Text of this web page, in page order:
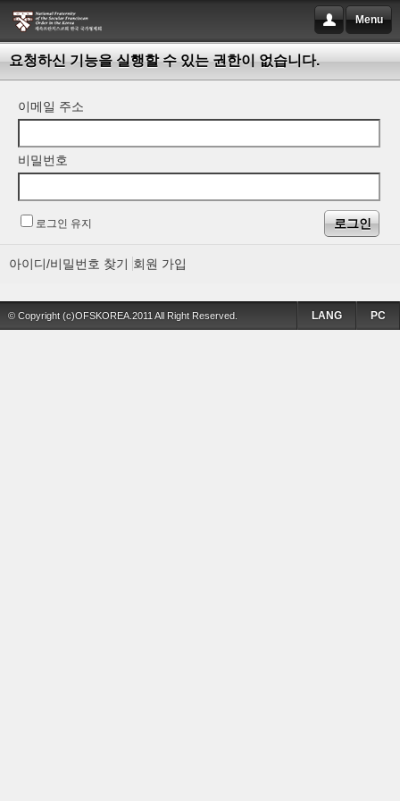
Menu
요청하신 기능을 실행할 수 있는 권한이 없습니다.
이메일 주소
비밀번호
로그인 유지
아이디/비밀번호 찾기 회원 가입
© Copyright (c)OFSKOREA.2011 All Right Reserved. PC
LANG